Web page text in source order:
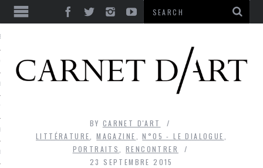
ULTIME
RIRE
BY CARNET D'ART
LITTÉRATURE
,MAGAZINE ,N°05 - LE DIALOGUE
PORTRAITS
RENCONTRER
23 SEPTEMBRE 2015